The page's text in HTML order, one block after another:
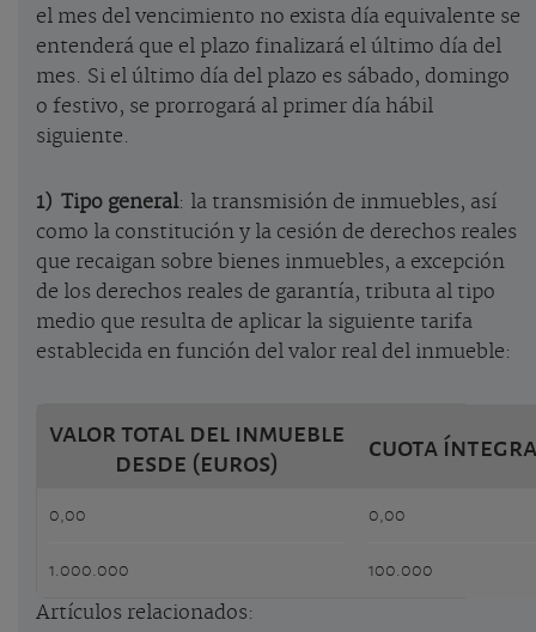
el mes del vencimiento no exista día equivalente se
entenderá que el plazo finalizará el último día del
mes. Si el último día del plazo es sábado, domingo
o festivo, se prorrogará al primer día hábil
siguiente.
1) Tipo general: la transmisión de inmuebles, así
como la constitución y la cesión de derechos reales
que recaigan sobre bienes inmuebles, a excepción
de los derechos reales de garantía, tributa al tipo
medio que resulta de aplicar la siguiente tarifa
establecida en función del valor real del inmueble:
valor total del inmueble
desde (euros) cuota
0,00 0,00
1.000.000
100.000
Artículos relacionados: